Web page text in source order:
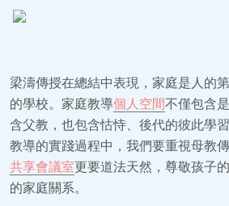
梁濤傳授在總結中表現，家庭是人的
的學校。家庭教導個人空間不僅包含
含父教，也包含怙恃、後代的彼此學
教導的實踐過程中，我們要重視母教
共享會議室更要道法天然，尊敬孩子
的家庭關系。